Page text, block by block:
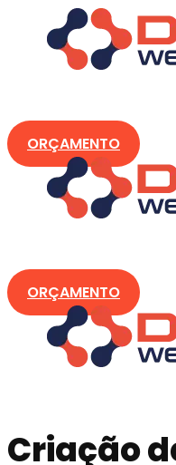
ORÇAMENTO
ORÇAMENTO
Criação